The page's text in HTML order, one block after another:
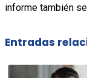
informe también
Entradas